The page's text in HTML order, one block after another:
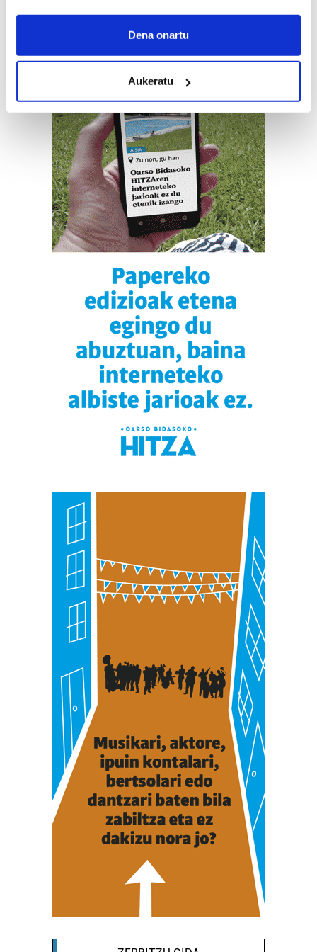
If you allow, we would also like to:
Collect information about your geographical
Identify your device by actively scanning it for
specific characteristics (fingerprinting)
Find out more about how your personal data is processed
and set your preferences in the details section.
Guk eta gure bazkideek zure datu pertsonalak
prozesatzen ditugu, zure IP zenbakia, besteak beste,
teknologia erabiliz, cookieak adibidez, iragarki eta eduki
pertsonalizatuak eskaintzeko, iragarkiak eta edukia
neurtzeko, jendeari buruzko informazioa biltzeko eta
produktuak garatzeko. Zure datuak nork eta zertarako
erabiltzen dituen hauta dezakezu.
Bazkide batzuek ez dizute baimenik eskatzen, eta beren
interes komertzial legitimoetan babesten dira. Ikusi gure
bazkideen zerrenda, beren ustez zein helburutarako
duten interes legitimoa eta horren aurka nola egin
dezakezun ikusteko.
Lortu zure datu pertsonalak prozesatzeko moduari
buruzko informazio gehiago eta ezarri zure lehentasunak
datuen atalean. Edozein unetan alda edo ken dezakezu
zure baimena Cookieen adierazpenean.
Webgune honek cookie propioak eta hirugarrenen cookie-
fitxategiak erabiltzen ditu. Zure esperientzia eta
zerbitzuak hobetzeko asmoz, cookie teknologiaz
baliatzen gara. Ohar hau onartuz gero, teknologia hori
erabiltzeko baimen esplizitua ematen diguzu. Gehiago
Dena onartu
Aukeratu